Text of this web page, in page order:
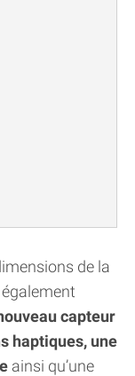
de la
capteur
haptiques, une
ainsi qu’une